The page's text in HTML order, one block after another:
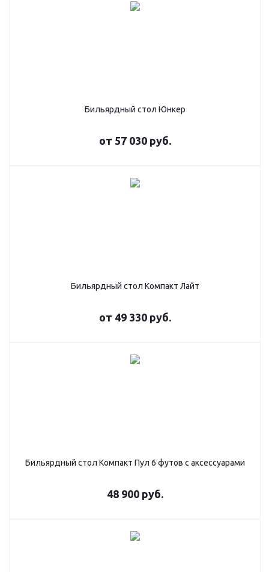
Бильярдный стол Юнкер
от 57 030 руб.
Бильярдный стол Компакт Лайт
от 49 330 руб.
Бильярдный стол Компакт Пул 6 футов с аксессуарами
48 900 руб.